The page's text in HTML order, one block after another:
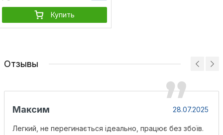
Купить
Отзывы
Максим 28.07.2025
Легкий, не перегинається ідеально, працює без збоїв.